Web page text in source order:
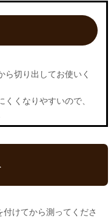
切り出してお使いく
くなりやすいので、
けてから測ってくださ